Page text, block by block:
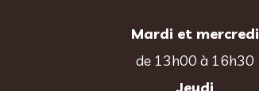
Mardi et mercredi
de 13h00 à 16h30